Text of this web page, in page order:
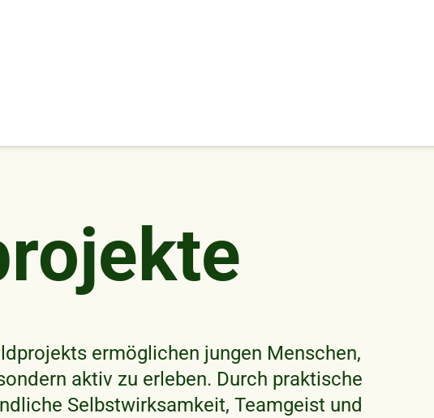
ermöglichen jungen Menschen,
aktiv zu erleben. Durch praktische
Selbstwirksamkeit, Teamgeist und